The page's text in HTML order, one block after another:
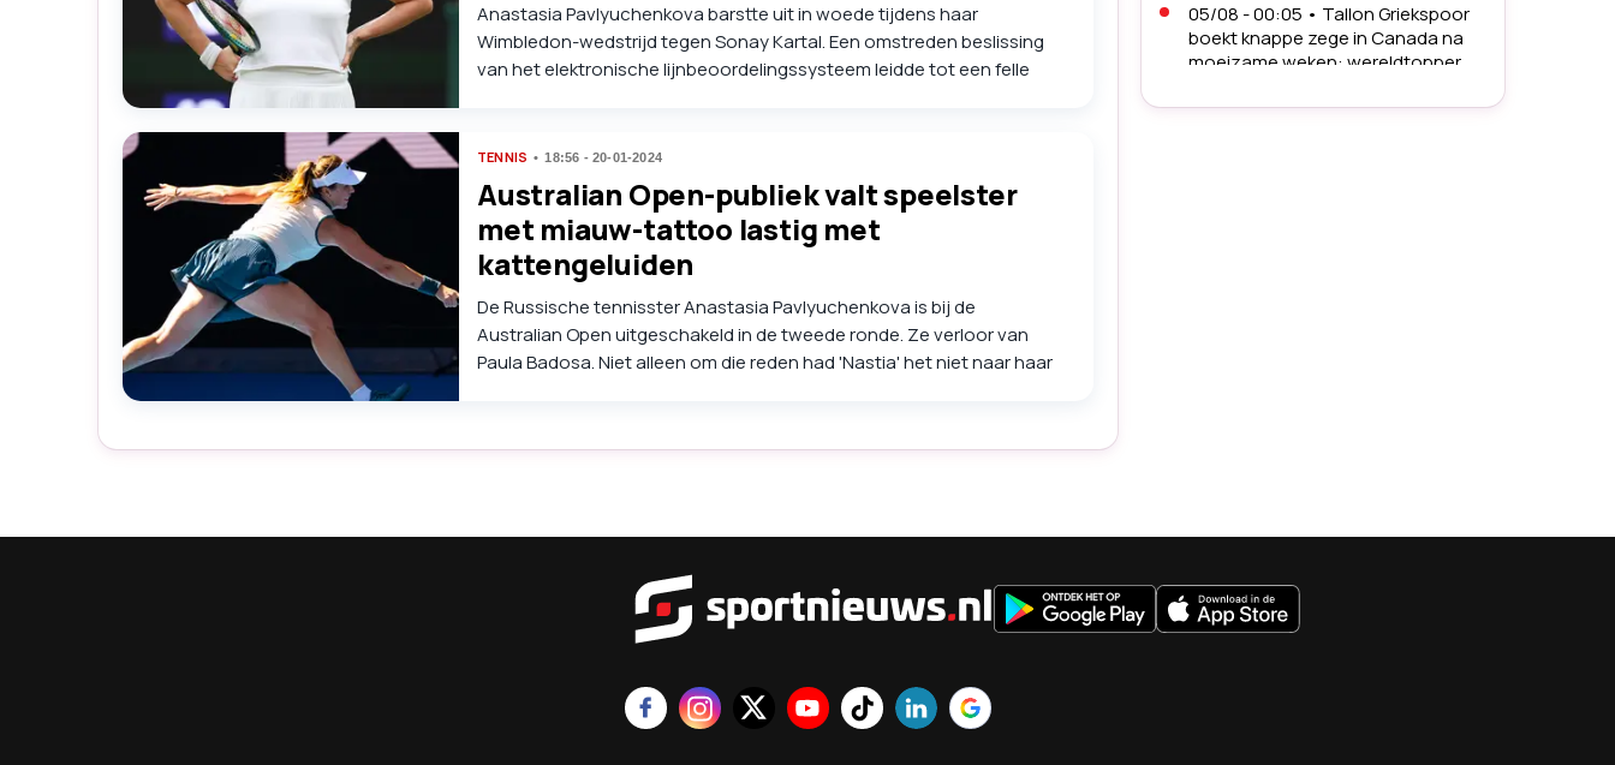
Anastasia Pavlyuchenkova barstte uit in woede tijdens haar
Wimbledon-wedstrijd tegen Sonay Kartal. Een omstreden beslissing
van het elektronische lijnbeoordelingssysteem leidde tot een felle
TENNIS 18:56 - 20-01-2024
Australian Open-publiek valt speelster
met miauw-tattoo lastig met
kattengeluiden
De Russische tennisster Anastasia Pavlyuchenkova is bij de
Australian Open uitgeschakeld in de tweede ronde. Ze verloor van
Paula Badosa. Niet alleen om die reden had 'Nastia' het niet naar haar
05/08 - 00:05 • Tallon Griekspoor
boekt knappe zege in Canada na
moeizame weken: wereldtopper
Krajicek) zoekt steun na
03/08 - 21:13
zorgt voor oponthoud in finale
Sportnieuws.nl